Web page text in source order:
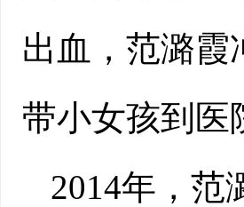
出血，范潞霞
带小女孩到医
2014年，范